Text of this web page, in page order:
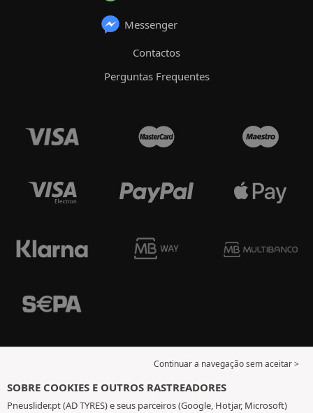
Messenger
Contactos
Perguntas Frequentes
Continuar a navegação sem aceitar >
SOBRE COOKIES E OUTROS RASTREADORES
Pneuslider.pt (AD TYRES) e seus parceiros (Google, Hotjar, Microsoft)